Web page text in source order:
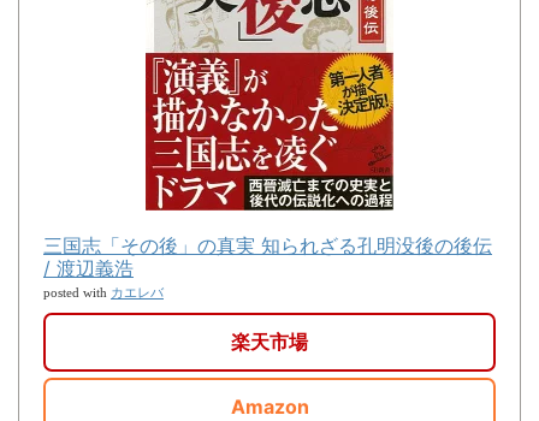
三国志「その後」の真実 知られざる孔明没後の後伝
/ 渡辺義浩
posted with カエレバ
楽天市場
Amazon